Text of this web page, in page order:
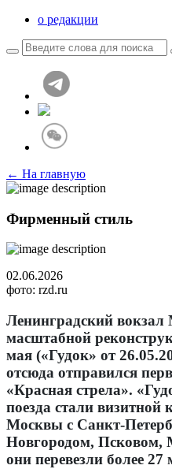
о редакции
← На главную
Фирменный стиль
02.06.2026
фото: rzd.ru
Ленинградский
масштабной
мая («Гудок» от
отсюда отправился
«Красная стрела».
поезда стали
Москвы с Санкт-
Новгородом, Псковом,
они перевезли более